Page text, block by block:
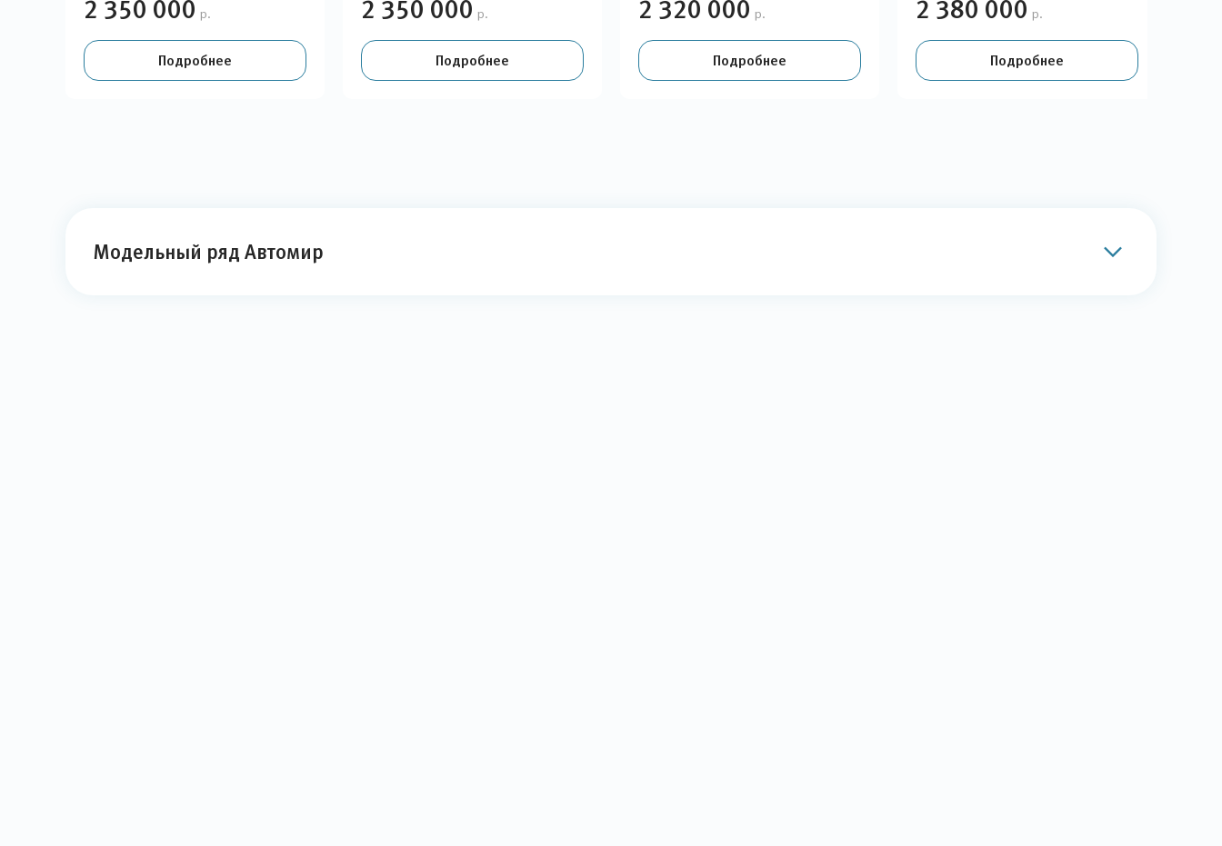
2 350 000 р.
Подробнее
2 350 000 р.
Подробнее
2 320 000 р.
Подробнее
2 380 000 р.
Подробнее
Модельный ряд Автомир